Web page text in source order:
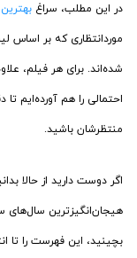
در این مطلب، سراغ بهترین
شده‌اند. برای هر فیلم،
احتمالی را هم آورده‌ایم تا
منتظرشان باشید.
هیجان‌انگیزترین سال‌های
بچینید، این فهرست را تا